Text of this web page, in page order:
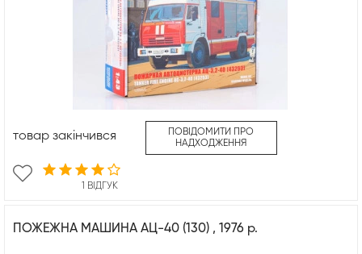
1 ВІДГУК
товар закінчився
ПОВІДОМИТИ ПРО
НАДХОДЖЕННЯ
ПОЖЕЖНА МАШИНА АЦ-40 (130) , 1976 р.